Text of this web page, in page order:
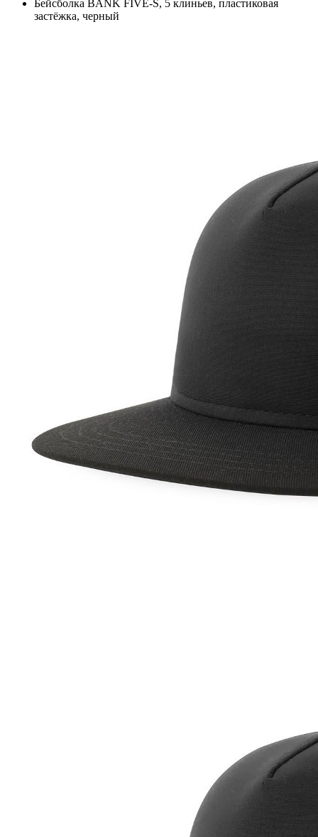
Бейсболка BANK FIVE-S, 5 клиньев, пластиковая
застёжка, черный